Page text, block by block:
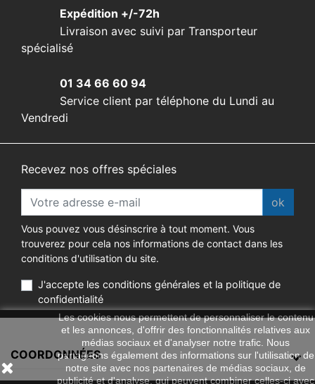
Expédition +/-72h
Livraison avec suivi par Transporteur
spécialisé
01 34 66 60 94
Service client par téléphone du Lundi au
Vendredi
Recevez nos offres spéciales
ok
Vous pouvez vous désinscrire à tout moment. Vous
trouverez pour cela nos informations de contact dans les
conditions d'utilisation du site.
J'accepte les conditions générales et la politique de
confidentialité
COORDONNÉES
Les cookies nous permettent de personnaliser le contenu
et les annonces, d'offrir des fonctionnalités relatives aux
médias sociaux et d'analyser notre trafic. Nous
partageons également des informations sur l'utilisation de
notre site avec nos partenaires de médias sociaux, de
publicité et d'analyse, qui peuvent combiner celles-ci avec